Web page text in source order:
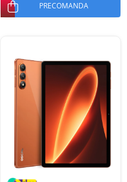
PRECOMANDA